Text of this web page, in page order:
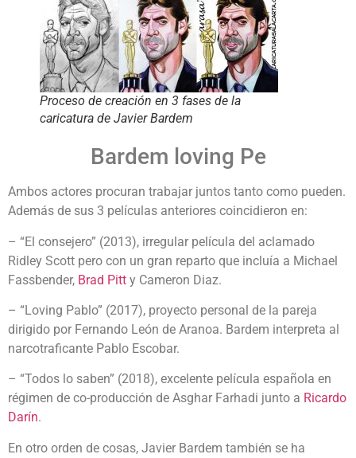
Proceso de creación en 3 fases de la
caricatura de Javier Bardem
Bardem loving Pe
Ambos actores procuran trabajar juntos tanto como pueden.
Además de sus 3 películas anteriores coincidieron en:
– “El consejero” (2013), irregular película del aclamado
Ridley Scott pero con un gran reparto que incluía a Michael
Fassbender, Brad Pitt y Cameron Diaz.
– “Loving Pablo” (2017), proyecto personal de la pareja
dirigido por Fernando León de Aranoa. Bardem interpreta al
narcotraficante Pablo Escobar.
– “Todos lo saben” (2018), excelente película española en
régimen de co-producción de Asghar Farhadi junto a Ricardo
Darín.
En otro orden de cosas, Javier Bardem también se ha